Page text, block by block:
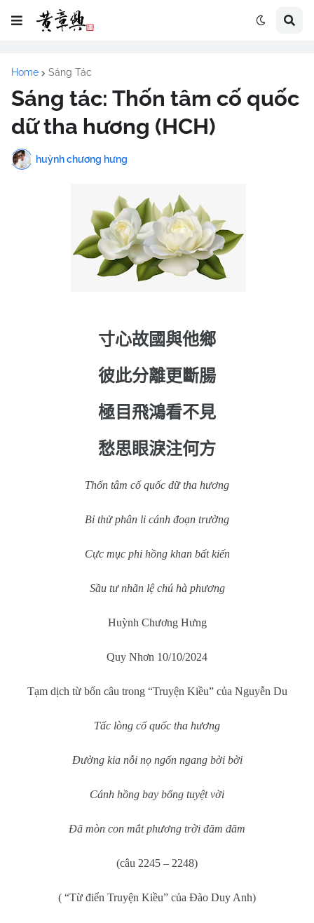
Home Sáng Tác
Sáng tác: Thốn tâm cố quốc
dữ tha hương (HCH)
huỳnh chương hưng
寸心故國與他鄉
彼此分離更斷腸
極目飛鴻看不見
愁思眼淚注何方
Thốn tâm cố quốc dữ tha hương
Bỉ thử phân li cánh đoạn trường
Cực mục phi hồng khan bất kiến
Sầu tư nhãn lệ chú hà phương
Huỳnh Chương Hưng
Quy Nhơn 10/10/2024
Tạm dịch từ bốn câu trong “Truyện Kiều” của Nguyễn Du
Tấc lòng cố quốc tha hương
Đường kia nỗi nọ ngổn ngang bời bời
Cánh hồng bay bổng tuyệt vời
Đã mòn con mắt phương trời đăm đăm
(câu 2245 – 2248)
( “Từ điển Truyện Kiều” của Đào Duy Anh)